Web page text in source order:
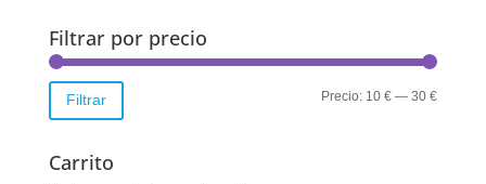
Filtrar por precio
Precio
Precio
Filtrar Precio: 10 € —30 €
Carrito